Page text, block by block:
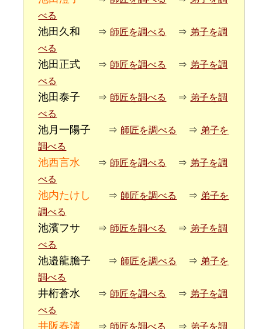
べる
池田久和 ⇒ 師匠を調べる ⇒ 弟子を調
べる
池田正式 ⇒ 師匠を調べる ⇒ 弟子を調
べる
池田泰子 ⇒ 師匠を調べる ⇒ 弟子を調
べる
池月一陽子 ⇒ 師匠を調べる ⇒ 弟子を
調べる
池西言水 ⇒ 師匠を調べる ⇒ 弟子を調
べる
池内たけし ⇒ 師匠を調べる ⇒ 弟子を
調べる
池濱フサ ⇒ 師匠を調べる ⇒ 弟子を調
べる
池邉龍膽子 ⇒ 師匠を調べる ⇒ 弟子を
調べる
井桁蒼水 ⇒ 師匠を調べる ⇒ 弟子を調
べる
井阪春清 ⇒ 師匠を調べる ⇒ 弟子を調